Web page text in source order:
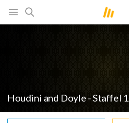
Houdini and Doyle - Staffel 1